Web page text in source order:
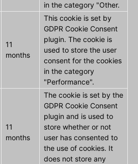
in the category "Other.
11
months
This cookie is set by
GDPR Cookie Consent
plugin. The cookie is
used to store the user
consent for the cookies
in the category
"Performance".
11
months
The cookie is set by the
GDPR Cookie Consent
plugin and is used to
store whether or not
user has consented to
the use of cookies. It
does not store any